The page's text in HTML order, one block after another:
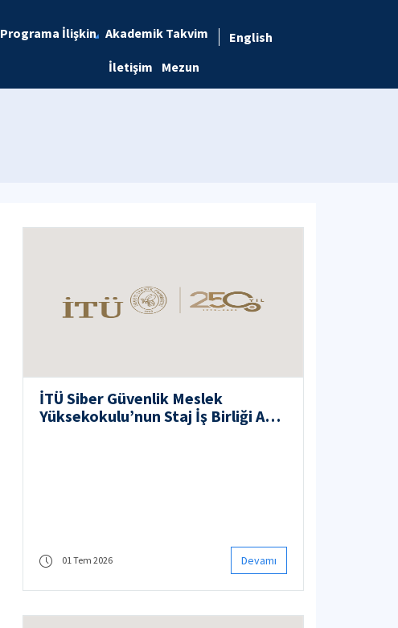
Programa İlişkin Akademik Takvim
İletişim Mezun
English
İTÜ Siber Güvenlik Meslek
Yüksekokulu’nun Staj İş Birliği Ağı
01 Tem 2026 Devamı